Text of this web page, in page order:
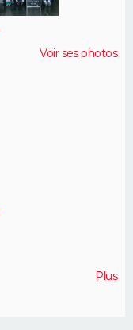
Voir ses photos
Plus